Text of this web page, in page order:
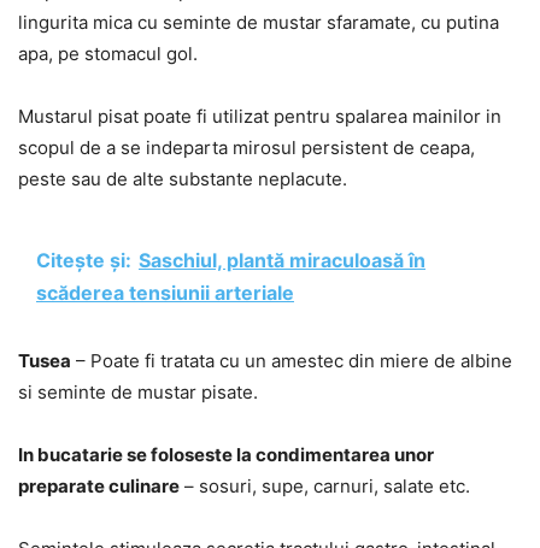
lingurita mica cu seminte de mustar sfaramate, cu putina
apa, pe stomacul gol.
Mustarul pisat poate fi utilizat pentru spalarea mainilor in
scopul de a se indeparta mirosul persistent de ceapa,
peste sau de alte substante neplacute.
Citește și: Saschiul, plantă miraculoasă în
scăderea tensiunii arteriale
Tusea – Poate fi tratata cu un amestec din miere de albine
si seminte de mustar pisate.
In bucatarie se foloseste la condimentarea unor
preparate culinare – sosuri, supe, carnuri, salate etc.